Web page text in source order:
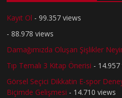
Kayıt Ol - 99.357 views
- 88.978 views
Damağımızda Oluşan Şişlikler
Tıp Temalı 3 Kitap Önerisi - 14.957
Görsel Seçici Dikkatin E-spor
Biçimde Gelişmesi - 14.710 views